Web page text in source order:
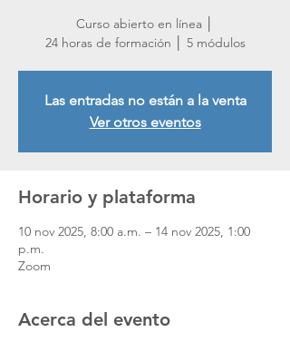
Curso abierto en línea │
24 horas de formación │ 5 módulos
Las entradas no están a la venta
Ver otros eventos
Horario y plataforma
10 nov 2025, 8:00 a.m. – 14 nov 2025, 1:00
p.m.
Zoom
Acerca del evento